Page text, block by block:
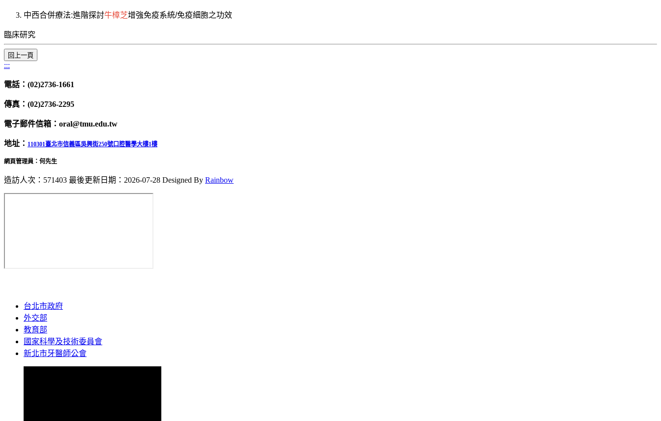
中西合併療法:進階探討牛樟芝增強免疫系統/免疫細胞之功效
臨床研究
:::
電話：(02)2736-1661
傳真：(02)2736-2295
電子郵件信箱：oral@tmu.edu.tw
地址： 110301臺北市信義區吳興街250號口腔醫學大樓1樓
網頁管理員：何先生
造訪人次：571403 最後更新日期：2026-07-28 Designed By Rainbow
台北市政府
外交部
教育部
國家科學及技術委員會
新北市牙醫師公會